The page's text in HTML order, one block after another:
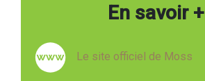
En savoir +
Le site officiel de Moss